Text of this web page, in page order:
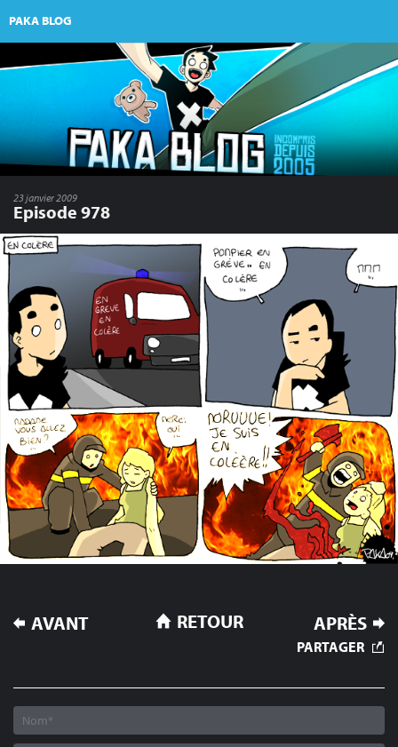
PAKA BLOG
23 janvier 2009
Episode 978
NAVIGATION
DE
AVANT APRÈS
RETOUR
PARTAGER